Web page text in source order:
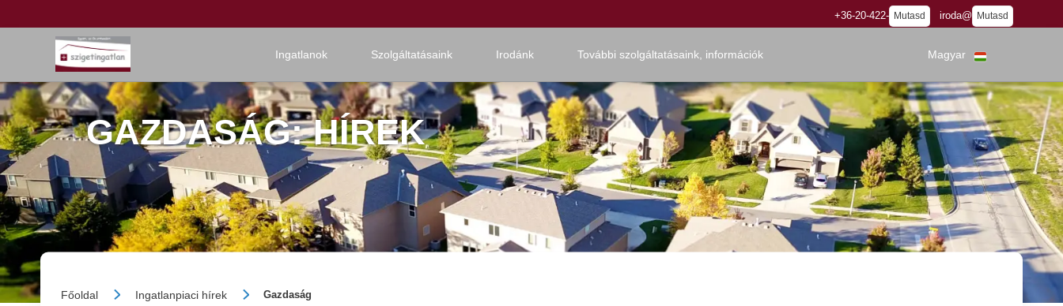
+36-20-422- Mutasd iroda@ Mutasd
Ingatlanok Szolgáltatásaink Irodánk További szolgáltatásaink, információk Magyar
GAZDASÁG: HÍREK
Főoldal Ingatlanpiaci hírek Gazdaság